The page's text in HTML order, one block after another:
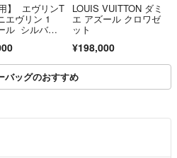
用】 エヴリンT
エヴリン 1
ル シルバー
LOUIS VUITTON ダミ
エ アズール クロワゼ
ット
¥198,000
バッグのおすすめ